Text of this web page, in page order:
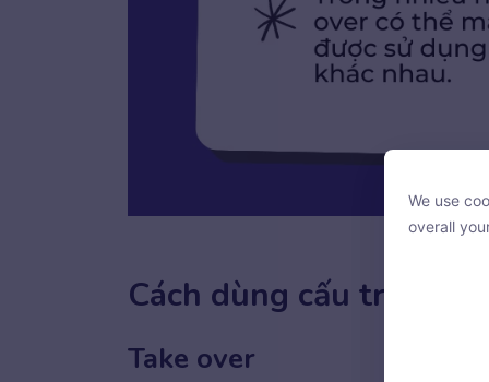
Cách dùng cấu trúc
Take over
overall
We use
overall